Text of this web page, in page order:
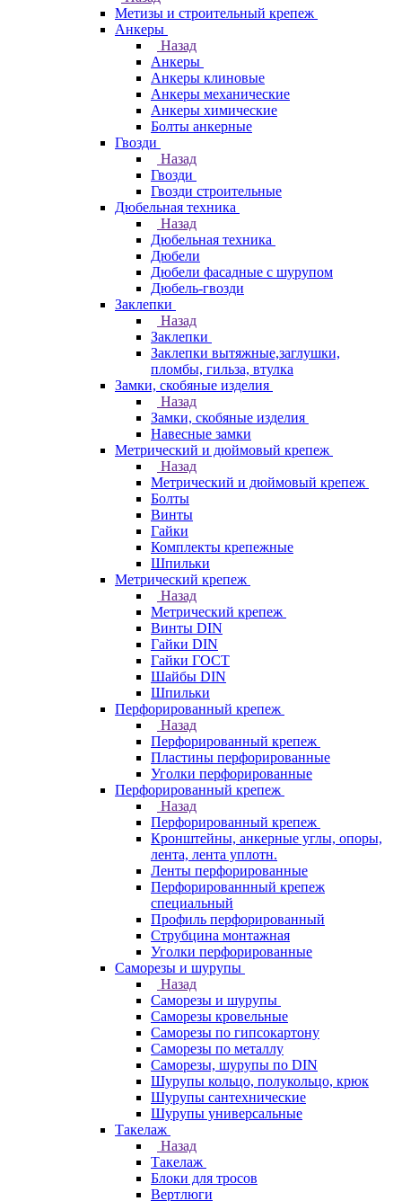
Метизы и строительный крепеж
Анкеры
Назад
Анкеры
Анкеры клиновые
Анкеры механические
Анкеры химические
Болты анкерные
Гвозди
Назад
Гвозди
Гвозди строительные
Дюбельная техника
Назад
Дюбельная техника
Дюбели
Дюбели фасадные с шурупом
Дюбель-гвозди
Заклепки
Назад
Заклепки
Заклепки вытяжные,заглушки,
пломбы, гильза, втулка
Замки, скобяные изделия
Назад
Замки, скобяные изделия
Навесные замки
Метрический и дюймовый крепеж
Назад
Метрический и дюймовый крепеж
Болты
Винты
Гайки
Комплекты крепежные
Шпильки
Метрический крепеж
Назад
Метрический крепеж
Винты DIN
Гайки DIN
Гайки ГОСТ
Шайбы DIN
Шпильки
Перфорированный крепеж
Назад
Перфорированный крепеж
Пластины перфорированные
Уголки перфорированные
Перфорированный крепеж
Назад
Перфорированный крепеж
Кронштейны, анкерные углы, опоры,
лента, лента уплотн.
Ленты перфорированные
Перфорированнный крепеж
специальный
Профиль перфорированный
Струбцина монтажная
Уголки перфорированные
Саморезы и шурупы
Назад
Саморезы и шурупы
Саморезы кровельные
Саморезы по гипсокартону
Саморезы по металлу
Саморезы, шурупы по DIN
Шурупы кольцо, полукольцо, крюк
Шурупы сантехнические
Шурупы универсальные
Такелаж
Назад
Такелаж
Блоки для тросов
Вертлюги